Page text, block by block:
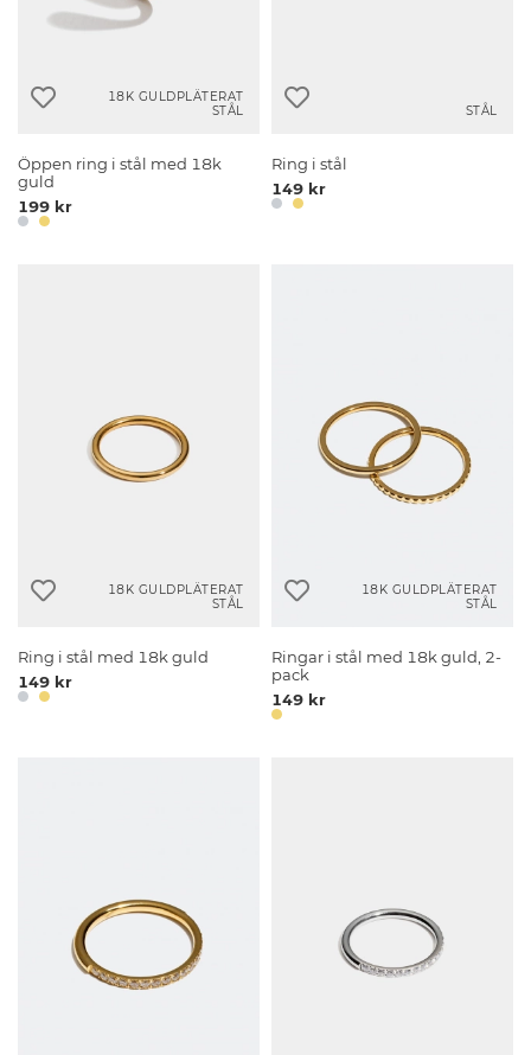
18K GULDPLÄTERAT
STÅL
Öppen ring i stål med 18k
guld
199 kr
STÅL
Ring i stål
149 kr
18K GULDPLÄTERAT
STÅL
Ring i stål med 18k guld
149 kr
18K GULDPLÄTERAT
STÅL
Ringar i stål med 18k guld, 2-
pack
149 kr